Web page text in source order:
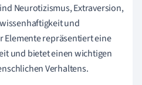
Neurotizismus, Extraversion,
und
Elemente repräsentiert eine
und bietet einen wichtigen
Verhaltens.